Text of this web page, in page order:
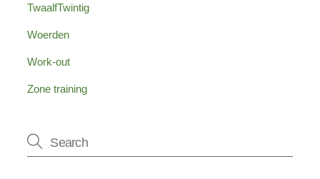
TwaalfTwintig
Woerden
Work-out
Zone training